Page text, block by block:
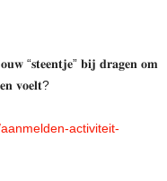
“𝐬𝐭𝐞𝐞𝐧𝐭𝐣𝐞” 𝐛𝐢𝐣 𝐝𝐫𝐚𝐠𝐞𝐧 𝐨𝐦
𝐯𝐨𝐞𝐥𝐭?
activiteit-